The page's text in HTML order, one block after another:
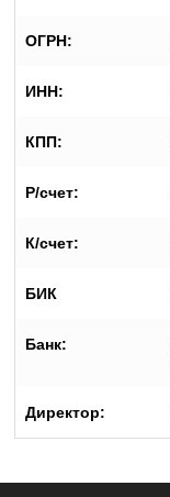
ОГРН:
ИНН:
КПП:
Р/счет:
К/счет:
БИК
Банк:
Директор: